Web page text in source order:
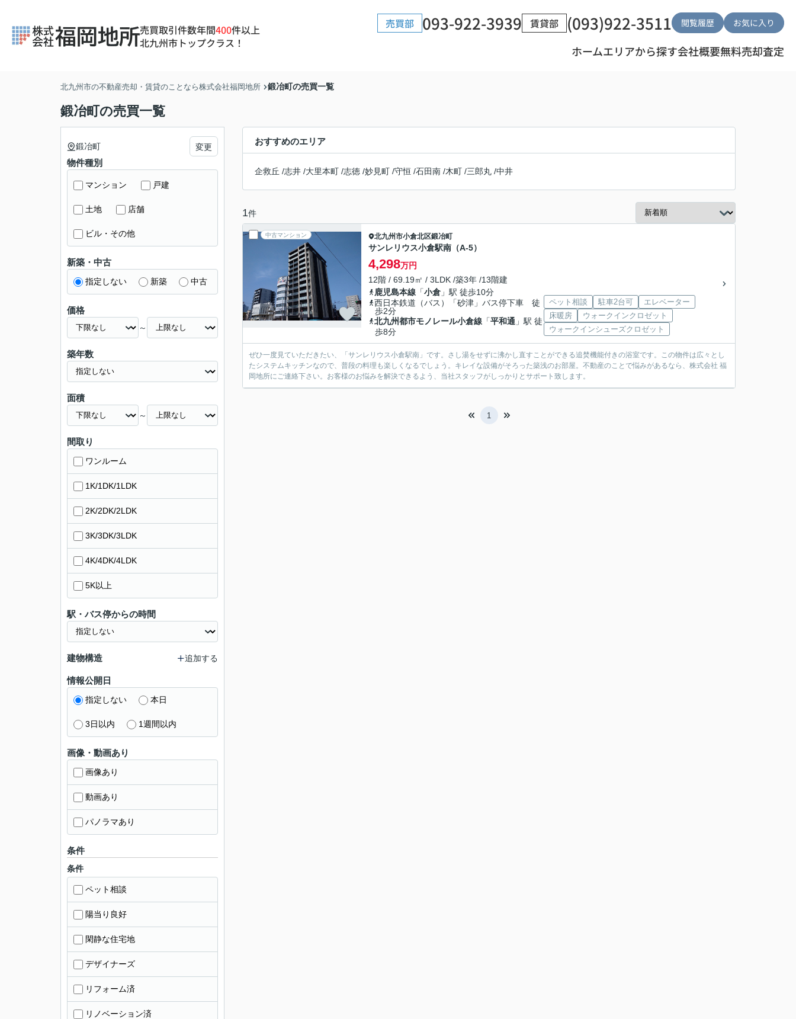
売買取引件数年間400件以上
北九州市トップクラス！
売買部 093-922-3939 賃貸部 (093)922-3511 閲覧履歴 お気に入り
ホームエリアから探す会社概要無料売却査定
北九州市の不動産売却・賃貸のことなら株式会社福岡地所 鍛冶町の売買一覧
鍛冶町の売買一覧
おすすめのエリア
企救丘 /志井 /大里本町 /志徳 /妙見町 /守恒 /石田南 /木町 /三郎丸 /中井
1件
中古マンション 北九州市小倉北区鍛冶町
サンレリウス小倉駅南（A-5）
4,298万円
12階 / 69.19㎡ / 3LDK /築3年 /13階建
鹿児島本線 「小倉 」駅 徒歩10分
西日本鉄道（バス）「砂津」バス停下車 徒
歩2分
北九州都市モノレール小倉線 「平和通 」駅 徒
歩8分
ペット相談 駐車2台可
エレベーター
床暖房
ウォークインクロゼット
ウォークインシューズクロゼット
ぜひ一度見ていただきたい、「サンレリウス小倉駅南」です。さし湯をせずに沸かし直すことができる追焚機能付きの浴室です。この物件は広々とし
たシステムキッチンなので、普段の料理も楽しくなるでしょう。キレイな設備がそろった築浅のお部屋。不動産のことで悩みがあるなら、株式会社 福
岡地所にご連絡下さい。お客様のお悩みを解決できるよう、当社スタッフがしっかりとサポート致します。
1
鍛冶町 変更
物件種別
マンション 戸建
土地 店舗
ビル・その他
新築・中古
指定しない 新築 中古
価格
～
築年数
面積
～
間取り
ワンルーム
1K/1DK/1LDK
2K/2DK/2LDK
3K/3DK/3LDK
4K/4DK/4LDK
5K以上
駅・バス停からの時間
建物構造 追加する
情報公開日
指定しない 本日
3日以内 1週間以内
画像・動画あり
画像あり
動画あり
パノラマあり
条件
条件
ペット相談
陽当り良好
閑静な住宅地
デザイナーズ
リフォーム済
リノベーション済